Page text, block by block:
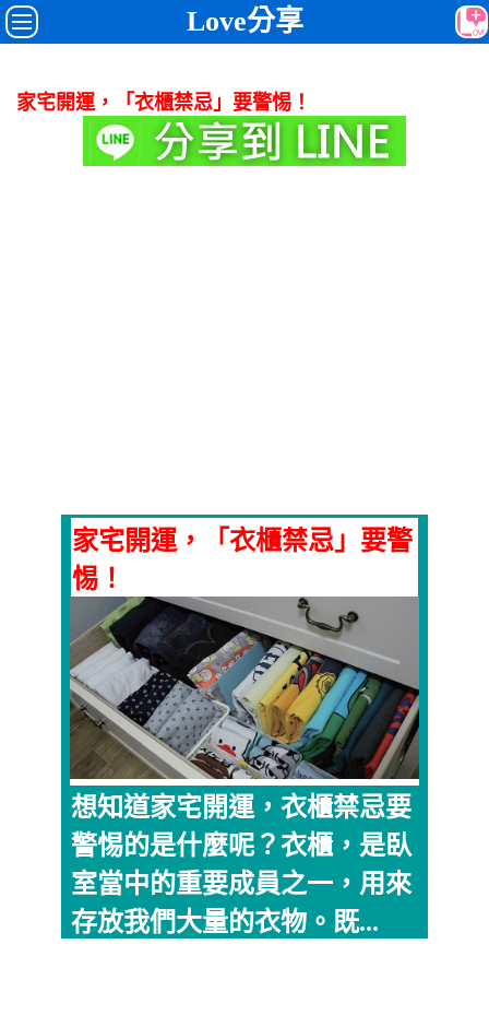
Love分享
家宅開運，「衣櫃禁忌」要警惕！
家宅開運，「衣櫃禁忌」要警
惕！
想知道家宅開運，衣櫃禁忌要
警惕的是什麼呢？衣櫃，是臥
室當中的重要成員之一，用來
存放我們大量的衣物。既...